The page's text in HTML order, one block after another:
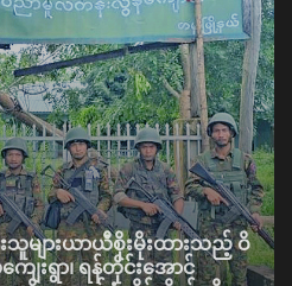
သူများယာယီစိုးမိုးထားသည့် ဝိ
ေးရွာ၊ ရန်တိုင်းအောင်